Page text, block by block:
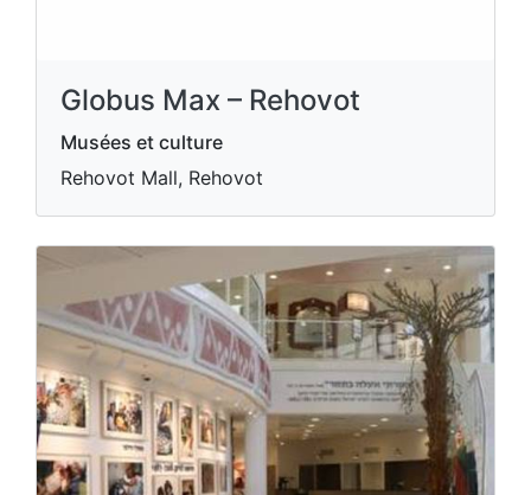
Globus Max – Rehovot
Musées et culture
Rehovot Mall, Rehovot